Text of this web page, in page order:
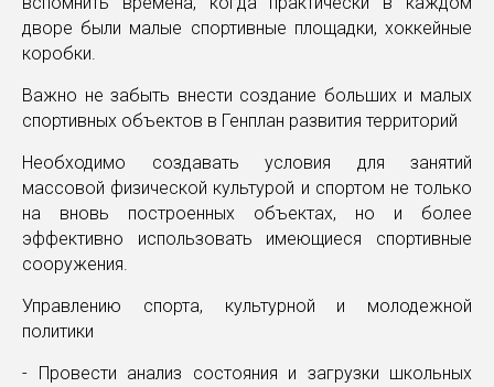
дворе были малые спортивные площадки, хоккейные
коробки.
Важно не забыть внести создание больших и малых
спортивных объектов в Генплан развития территорий
Необходимо создавать условия для занятий
массовой физической культурой и спортом не только
на вновь построенных объектах, но и более
эффективно использовать имеющиеся спортивные
сооружения.
Управлению спорта, культурной и молодежной
политики
- Провести анализ состояния и загрузки школьных